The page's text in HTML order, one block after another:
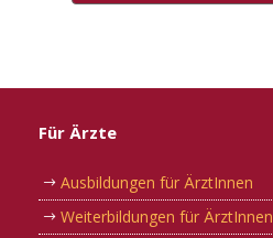
Für Ärzte
Ausbildungen für ÄrztInnen
Weiterbildungen für ÄrztInnen